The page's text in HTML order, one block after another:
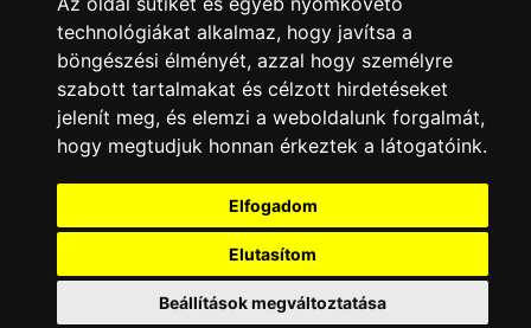
technológiákat alkalmaz, hogy javítsa a
böngészési élményét, azzal hogy személyre
szabott tartalmakat és célzott hirdetéseket
jelenít meg, és elemzi a weboldalunk forgalmát,
hogy megtudjuk honnan érkeztek a látogatóink.
Elfogadom
Elutasítom
Beállítások megváltoztatása